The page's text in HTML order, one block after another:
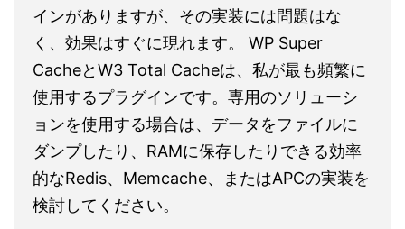
インがありますが、その実装には問題はな
く、効果はすぐに現れます。 WP Super
CacheとW3 Total Cacheは、私が最も頻繁に
使用するプラグインです。専用のソリューシ
ョンを使用する場合は、データをファイルに
ダンプしたり、RAMに保存したりできる効率
的なRedis、Memcache、またはAPCの実装を
検討してください。